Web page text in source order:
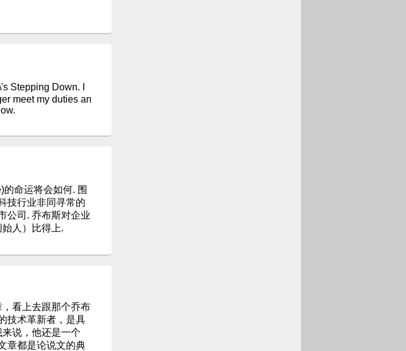
Stepping Down. I
meet my duties an
命运将会如何. 围
技行业非同寻常的
公司. 乔布斯对企业
人）比得上.
看上去跟那个乔布
技术革新者，是具
说，他还是一个
章都是论说文的典